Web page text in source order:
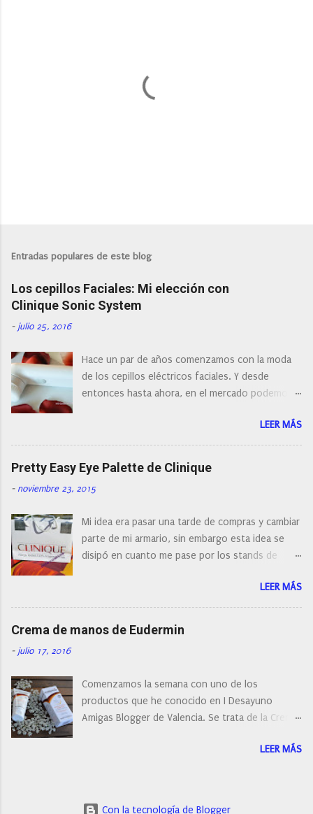
l
a
r
n
o
m
e
n
t
a
o
Entradas populares de este blog
Los cepillos Faciales: Mi elección con
Clinique Sonic System
- julio 25, 2016
Hace un par de años comenzamos con la moda
de los cepillos eléctricos faciales. Y desde
entonces hasta ahora, en el mercado podemos
con diferentes características, a pilas, a batería,
cepillos de rotación o de oscilación... y
naturalmente de todos los precios. Existe en la
actualidad tal variedad, que antes de hacer la
compra debemos de hacernos unas preguntas:
post os voy a dar mi opinión de porque elegí mi
cepillo facial de Clinique
LEER MÁS
Pretty Easy Eye Palette de Clinique
- noviembre 23, 2015
Mi idea era pasar una tarde de compras y cambiar
parte de mi armario, sin embargo esta idea se
disipó en cuanto me pase por los stands de
resistirse a esta paleta de colores de Clinique.
LEER MÁS
Crema de manos de Eudermin
- julio 17, 2016
Comenzamos la semana con uno de los
productos que he conocido en I Desayuno
Amigas Blogger de Valencia. Se trata de la Crema
manos para utilizar tanto en verano como en
LEER MÁS
Con la tecnología de Blogger